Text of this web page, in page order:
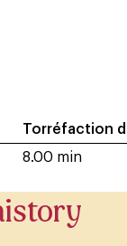
Torréfaction
8.00 min